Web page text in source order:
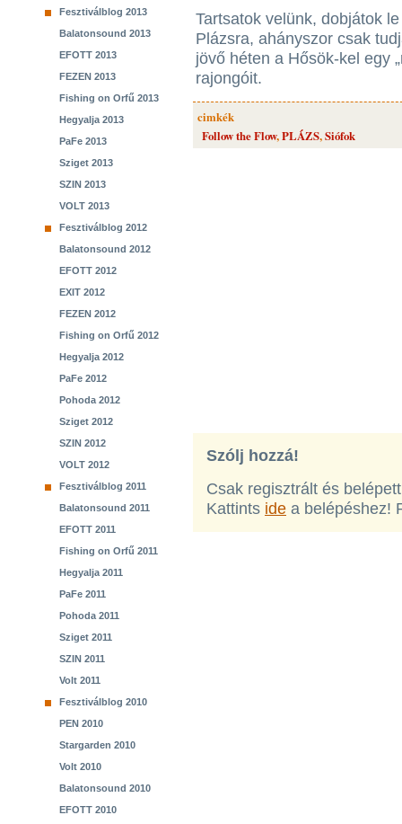
Fesztiválblog 2013
Balatonsound 2013
EFOTT 2013
FEZEN 2013
Fishing on Orfű 2013
Hegyalja 2013
PaFe 2013
Sziget 2013
SZIN 2013
VOLT 2013
Fesztiválblog 2012
Balatonsound 2012
EFOTT 2012
EXIT 2012
FEZEN 2012
Fishing on Orfű 2012
Hegyalja 2012
PaFe 2012
Pohoda 2012
Sziget 2012
SZIN 2012
VOLT 2012
Fesztiválblog 2011
Balatonsound 2011
EFOTT 2011
Fishing on Orfű 2011
Hegyalja 2011
PaFe 2011
Pohoda 2011
Sziget 2011
SZIN 2011
Volt 2011
Fesztiválblog 2010
PEN 2010
Stargarden 2010
Volt 2010
Balatonsound 2010
EFOTT 2010
Tartsatok velünk, dobjátok
Plázsra, ahányszor csak
jövő héten a Hősök-kel egy
rajongóit.
cimkék
Follow the Flow,PLÁZS,Siófok
Szólj hozzá!
Csak regisztrált és
Kattints ide a belépéshez!